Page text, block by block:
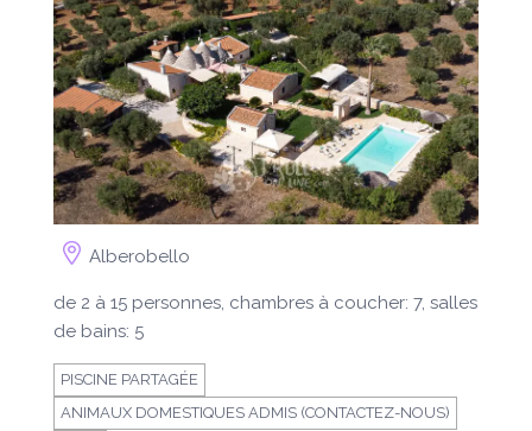
Alberobello
de 2 à 15 personnes, chambres à coucher: 7, salles
de bains: 5
PISCINE PARTAGÉE
ANIMAUX DOMESTIQUES ADMIS (CONTACTEZ-NOUS)